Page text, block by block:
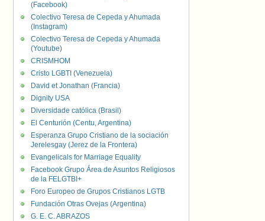
(Facebook)
Colectivo Teresa de Cepeda y Ahumada
(Instagram)
Colectivo Teresa de Cepeda y Ahumada
(Youtube)
CRISMHOM
Cristo LGBTI (Venezuela)
David et Jonathan (Francia)
Dignity USA
Diversidade católica (Brasil)
El Centurión (Centu, Argentina)
Esperanza Grupo Cristiano de la sociación
Jerelesgay (Jerez de la Frontera)
Evangelicals for Marriage Equality
Facebook Grupo Área de Asuntos Religiosos
de la FELGTBI+
Foro Europeo de Grupos Cristianos LGTB
Fundación Otras Ovejas (Argentina)
G. E. C. ABRAZOS